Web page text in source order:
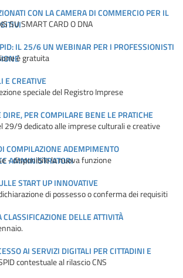
CON LA CAMERA DI COMMERCIO PER IL
SU SMART CARD O DNA
IL 25/6 UN WEBINAR PER I PROFESSIONISTI
è gratuita
E CREATIVE
speciale del Registro Imprese
PER COMPILARE BENE LE PRATICHE
29/9 dedicato alle imprese culturali e creative
COMPILAZIONE ADEMPIMENTO
AMMINISTRATORI
- disponibile la nuova funzione
START UP INNOVATIVE
di possesso o conferma dei requisiti
DELLE ATTIVITÀ
AI SERVIZI DIGITALI PER CITTADINI E
contestuale al rilascio CNS